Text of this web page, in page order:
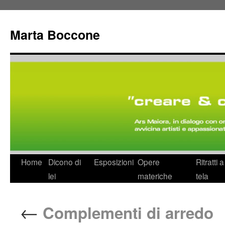
Marta Boccone
Home
Dicono di
lei
Esposizioni Opere
materiche
Ritratti
tela
← Complementi di arredo